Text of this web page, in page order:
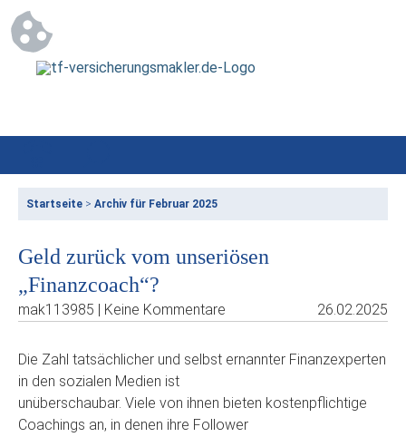
Startseite > Archiv für Februar 2025
Geld zurück vom unseriösen
„Finanzcoach“?
mak113985 | Keine Kommentare 26.02.2025
Die Zahl tatsächlicher und selbst ernannter Finanzexperten
in den sozialen Medien ist
unüberschaubar. Viele von ihnen bieten kostenpflichtige
Coachings an, in denen ihre Follower